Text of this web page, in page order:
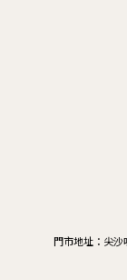
門市地址：尖沙